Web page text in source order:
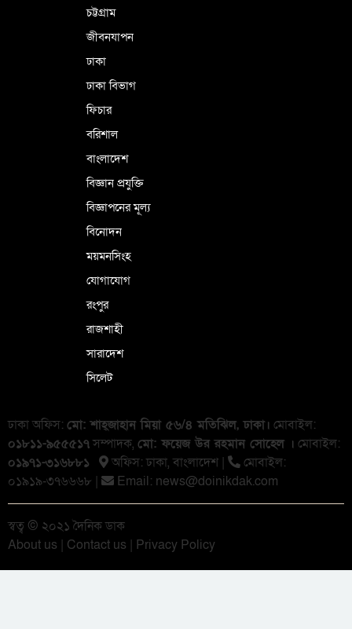
চট্টগ্রাম
জীবনযাপন
ঢাকা
ঢাকা বিভাগ
ফিচার
বরিশাল
বাংলাদেশ
বিজ্ঞান প্রযুক্তি
বিজ্ঞাপনের মূল্য
বিনোদন
ময়মনসিংহ
যোগাযোগ
রংপুর
রাজশাহী
সারাদেশ
সিলেট
ঢাকা অফিস: মো: শাহ্জাহান মিয়া ৫৬/৪ মতিঝিল, ঢাকা। মোবাইল:
০১৮১১-৯৫৫৫১৭সম্পাদক, মো: ফয়েজ উর রহমান সোহেল । মোবাইল:
০১৯৭১-৩১৬৮৮১
অফিস: ঢাকা, বাংলা‌দেশ |
মোবাইল:
০১৯১৯-৩৭৬৬৬৮ |
Email: news@doinikdak.com
স্বত্ব © ২০২১ দৈনিক ডাক
About us | Contact us | Privacy Policy